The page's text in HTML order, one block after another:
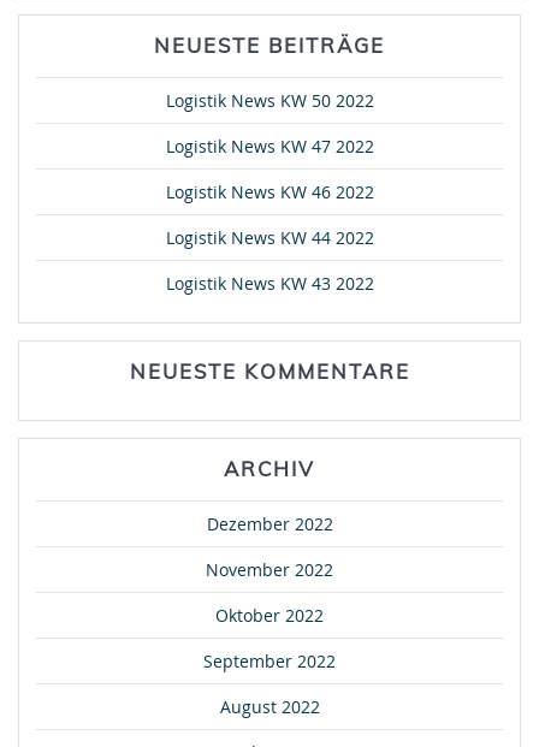
NEUESTE BEITRÄGE
Logistik News KW 50 2022
Logistik News KW 47 2022
Logistik News KW 46 2022
Logistik News KW 44 2022
Logistik News KW 43 2022
NEUESTE KOMMENTARE
ARCHIV
Dezember 2022
November 2022
Oktober 2022
September 2022
August 2022